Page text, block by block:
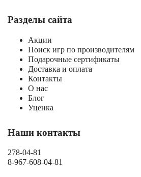
Разделы сайта
Акции
Поиск игр по производителям
Подарочные сертификаты
Доставка и оплата
Контакты
О нас
Блог
Уценка
Наши контакты
278-04-81
8-967-608-04-81